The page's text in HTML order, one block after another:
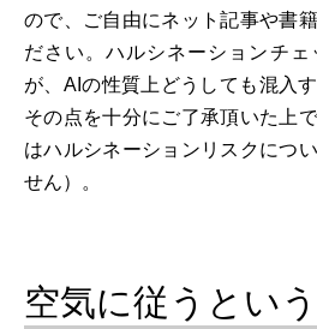
ので、ご自由にネット記事や書
ださい。ハルシネーションチ
が、AIの性質上どうしても混入
その点を十分にご了承頂いた上
はハルシネーションリスクにつ
せん）。
空気に従うとい